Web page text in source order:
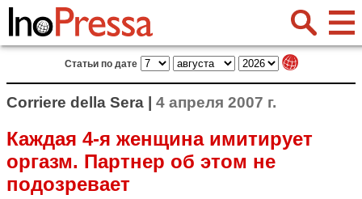
Статьи по дате
Corriere della Sera | 4 апреля 2007 г.
Каждая 4-я женщина имитирует
оргазм. Партнер об этом не
подозревает